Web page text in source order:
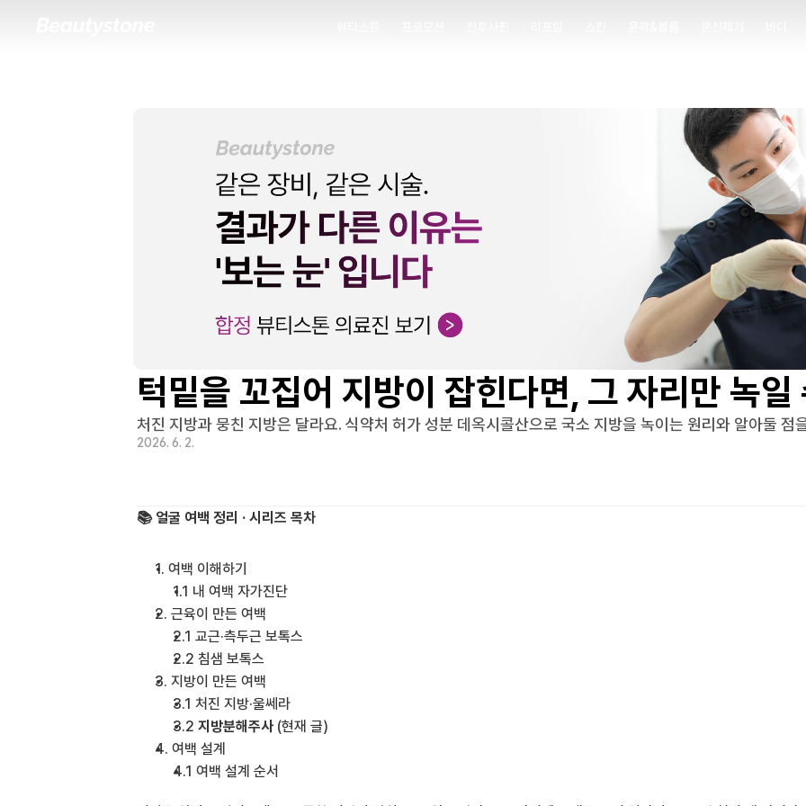
턱밑을 꼬집어 지방이 잡힌다면, 그 자리만 녹일
처진 지방과 뭉친 지방은 달라요. 식약처 허가 성분 데옥시콜산으로 국소 지방을 녹이는 원리와 알아둘 점
2026. 6. 2.
📚 얼굴 여백 정리 · 시리즈 목차
1. 여백 이해하기
1.1 내 여백 자가진단
2. 근육이 만든 여백
2.1 교근·측두근 보톡스
2.2 침샘 보톡스
3. 지방이 만든 여백
3.1 처진 지방·울쎄라
3.2 지방분해주사 (현재 글)
4. 여백 설계
4.1 여백 설계 순서